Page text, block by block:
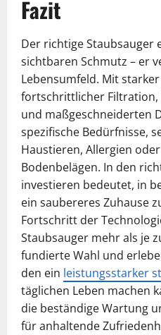
Fazit
Der richtige
sichtbaren Schmutz – er
Lebensumfeld. Mit
fortschrittlicher
und maßgeschneiderten
spezifische Bedürfnisse,
Haustieren, Allergien
Bodenbelägen. In den
investieren bedeutet, in
ein saubereres Zuhause
Fortschritt der
Staubsauger mehr als je
fundierte Wahl und
den ein leistungsstarker
täglichen Leben machen
die beständige Wartung
für anhaltende